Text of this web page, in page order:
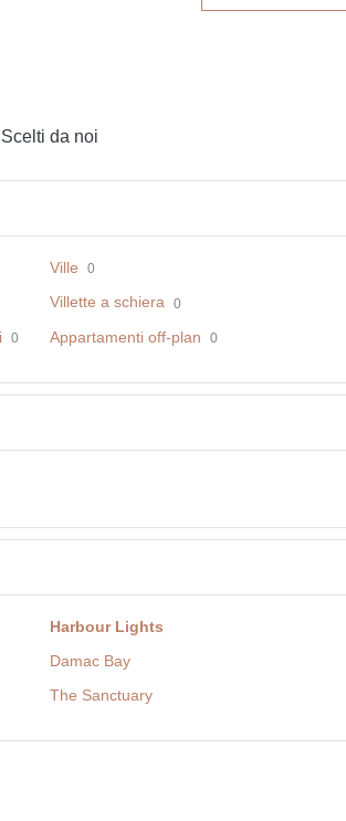
Scelti da noi
Ville 0
Villette a schiera 0
0 Appartamenti off-plan 0
Harbour Lights
Damac Bay
The Sanctuary